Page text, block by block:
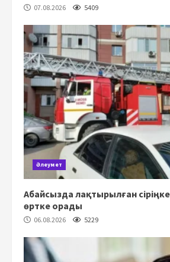
07.08.2026 5409
Әлеумет
Абайсызда лақтырылған
өртке орады
06.08.2026 5229